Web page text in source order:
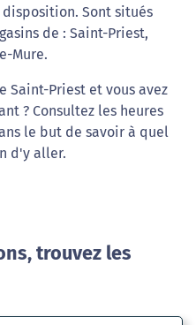
Sont situés
de : Saint-Priest,
Mure.
Saint-Priest et vous avez
? Consultez les heures
le but de savoir à quel
d'y aller.
trouvez les